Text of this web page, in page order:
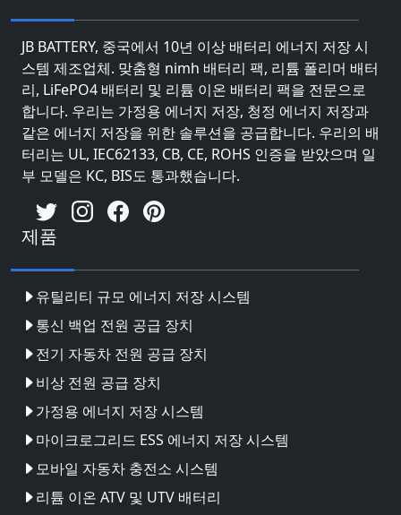
JB BATTERY, 중국에서 10년 이상 배터리 에너지 저장 시
스템 제조업체. 맞춤형 nimh 배터리 팩, 리튬 폴리머 배터
리, LiFePO4 배터리 및 리튬 이온 배터리 팩을 전문으로
합니다. 우리는 가정용 에너지 저장, 청정 에너지 저장과
같은 에너지 저장을 위한 솔루션을 공급합니다. 우리의 배
터리는 UL, IEC62133, CB, CE, ROHS 인증을 받았으며 일
부 모델은 KC, BIS도 통과했습니다.
제품
유틸리티 규모 에너지 저장 시스템
통신 백업 전원 공급 장치
전기 자동차 전원 공급 장치
비상 전원 공급 장치
가정용 에너지 저장 시스템
마이크로그리드 ESS 에너지 저장 시스템
모바일 자동차 충전소 시스템
리튬 이온 ATV 및 UTV 배터리